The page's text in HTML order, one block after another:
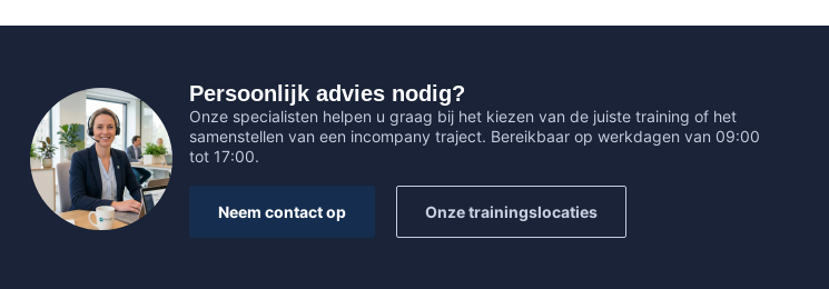
Persoonlijk advies nodig?
Onze specialisten helpen u graag bij het kiezen van de juiste training of het
samenstellen van een incompany traject. Bereikbaar op werkdagen van 09:00
tot 17:00.
Neem contact op Onze trainingslocaties